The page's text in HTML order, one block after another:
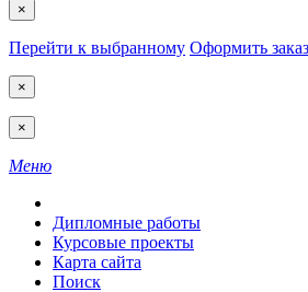
×
Перейти к выбранному Оформить заказ
×
×
Меню
Дипломные работы
Курсовые проекты
Карта сайта
Поиск